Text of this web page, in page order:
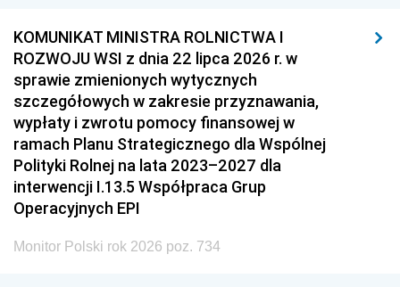
KOMUNIKAT MINISTRA ROLNICTWA I
ROZWOJU WSI z dnia 22 lipca 2026 r. w
sprawie zmienionych wytycznych
szczegółowych w zakresie przyznawania,
wypłaty i zwrotu pomocy finansowej w
ramach Planu Strategicznego dla Wspólnej
Polityki Rolnej na lata 2023–2027 dla
interwencji I.13.5 Współpraca Grup
Operacyjnych EPI
Monitor Polski rok 2026 poz. 734